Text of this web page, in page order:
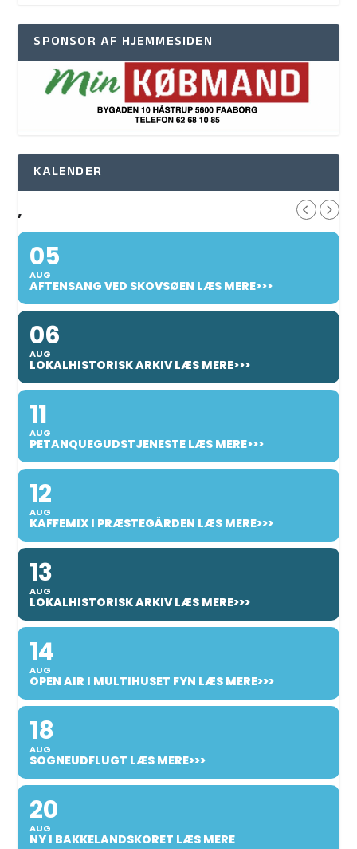
SPONSOR AF HJEMMESIDEN
KALENDER
,
05
AUG
AFTENSANG VED SKOVSØEN LÆS MERE>>>
06
AUG
LOKALHISTORISK ARKIV LÆS MERE>>>
11
AUG
PETANQUEGUDSTJENESTE LÆS MERE>>>
12
AUG
KAFFEMIX I PRÆSTEGÅRDEN LÆS MERE>>>
13
AUG
LOKALHISTORISK ARKIV LÆS MERE>>>
14
AUG
OPEN AIR I MULTIHUSET FYN LÆS MERE>>>
18
AUG
SOGNEUDFLUGT LÆS MERE>>>
20
AUG
NY I BAKKELANDSKORET LÆS MERE